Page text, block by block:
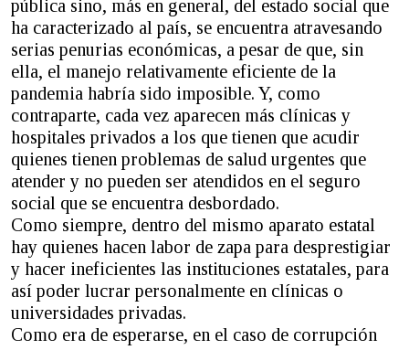
pública sino, más en general, del estado social que
ha caracterizado al país, se encuentra atravesando
serias penurias económicas, a pesar de que, sin
ella, el manejo relativamente eficiente de la
pandemia habría sido imposible. Y, como
contraparte, cada vez aparecen más clínicas y
hospitales privados a los que tienen que acudir
quienes tienen problemas de salud urgentes que
atender y no pueden ser atendidos en el seguro
social que se encuentra desbordado.
Como siempre, dentro del mismo aparato estatal
hay quienes hacen labor de zapa para desprestigiar
y hacer ineficientes las instituciones estatales, para
así poder lucrar personalmente en clínicas o
universidades privadas.
Como era de esperarse, en el caso de corrupción